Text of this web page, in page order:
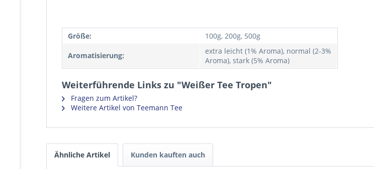
Größe: 100g, 200g, 500g
Aromatisierung:
extra leicht (1% Aroma), normal (2-3%
Aroma), stark (5% Aroma)
Weiterführende Links zu "Weißer Tee Tropen"
Fragen zum Artikel?
Weitere Artikel von Teemann Tee
Ähnliche Artikel Kunden kauften auch